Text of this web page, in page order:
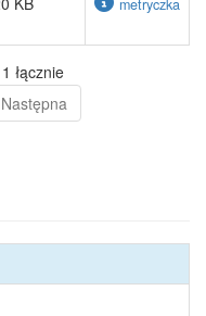
metryczka
łącznie
Następna